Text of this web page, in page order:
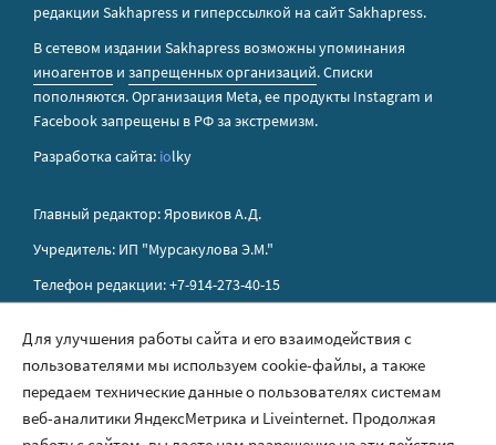
редакции Sakhapress и гиперссылкой на сайт Sakhapress.
В сетевом издании Sakhapress возможны упоминания
иноагентов и запрещенных организаций. Списки
пополняются. Организация Metа, ее продукты Instagram и
Facebook запрещены в РФ за экстремизм.
Разработка сайта: iolky
Главный редактор: Яровиков А.Д.
Учредитель: ИП "Мурсакулова Э.М."
Телефон редакции: +7-914-273-40-15
Политика обработки персональных данных
Для улучшения работы сайта и его взаимодействия с
пользователями мы используем cookie-файлы, а также
передаем технические данные о пользователях системам
веб-аналитики ЯндексМетрика и Liveinternet. Продолжая